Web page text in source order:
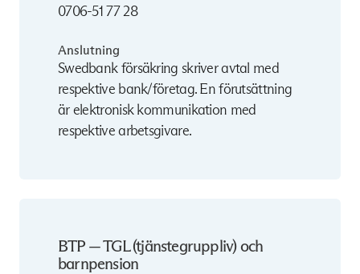
0706-51 77 28
Anslutning
Swedbank försäkring skriver avtal med
respektive bank/företag. En förutsättning
är elektronisk kommunikation med
respektive arbetsgivare.
BTP — TGL (tjänstegruppliv) och
barnpension